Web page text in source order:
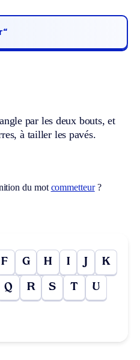
par les deux bouts, et
à tailler les pavés.
du mot commetteur?
F G H I J K
Q R S T U